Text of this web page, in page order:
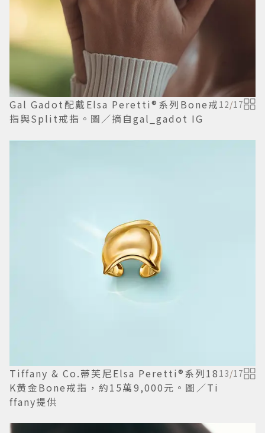
Gal Gadot配戴Elsa Peretti®系列Bone戒
指與Split戒指。圖／摘自gal_gadot IG
12/17
Tiffany & Co.蒂芙尼Elsa Peretti®系列18
K黄金Bone戒指，約15萬9,000元。圖／Ti
ffany提供
13/17